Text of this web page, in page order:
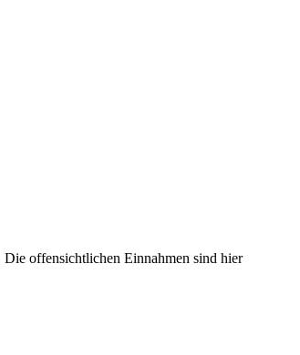
offensichtlichen Einnahmen sind hier